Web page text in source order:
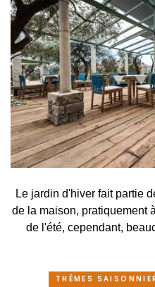
Le jardin d'hiver fait partie
de la maison, pratiquement
de l'été, cependant,
qu'en un lieu agréable
THÈMES